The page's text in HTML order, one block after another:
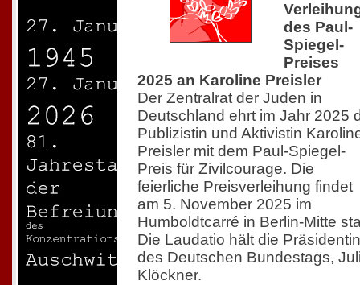
des Paul-
Spiegel-
Preises
2025 an Karoline Preisler
Der Zentralrat der Juden in
Deutschland ehrt im Jahr 2025
Publizistin und Aktivistin
Preisler mit dem Paul-Spiegel-
Preis für Zivilcourage. Die
feierliche Preisverleihung findet
am 5. November 2025 im
Humboldtcarré in Berlin-Mitte
Die Laudatio hält die Präsidentin
des Deutschen Bundestags,
Klöckner.